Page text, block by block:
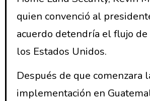
quien convenció al
acuerdo detendría el flujo
los Estados Unidos.
Después de que comenzara
implementación en